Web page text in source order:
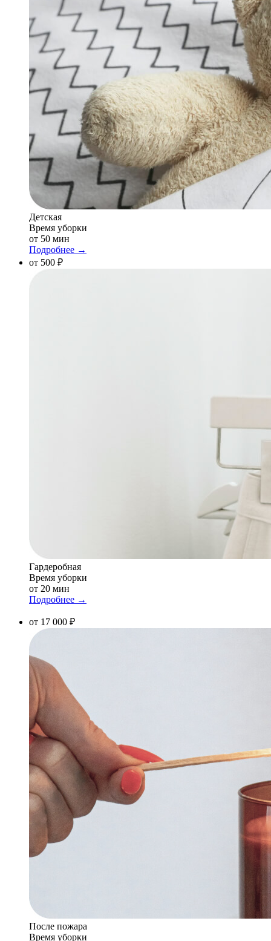
Детская
Время уборки
от 50 мин
Подробнее →
от 500 ₽
Гардеробная
Время уборки
от 20 мин
Подробнее →
от 17 000 ₽
После пожара
Время уборки